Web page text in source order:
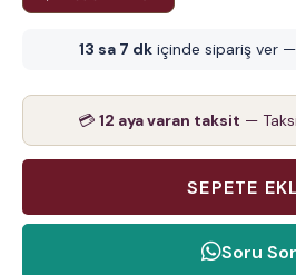
13 sa 7 dk içinde sipariş ver —
💳 12 aya varan taksit —
Soru Sor